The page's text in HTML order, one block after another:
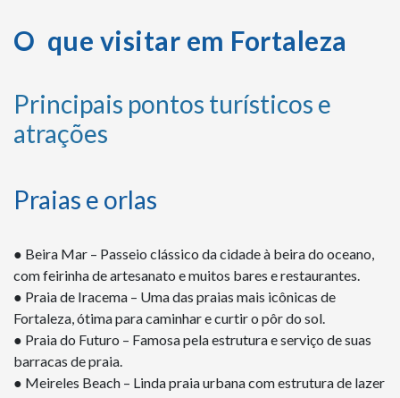
O que visitar em Fortaleza
Principais pontos turísticos e
atrações
Praias e orlas
● Beira Mar – Passeio clássico da cidade à beira do oceano,
com feirinha de artesanato e muitos bares e restaurantes.
● Praia de Iracema – Uma das praias mais icônicas de
Fortaleza, ótima para caminhar e curtir o pôr do sol.
● Praia do Futuro – Famosa pela estrutura e serviço de suas
barracas de praia.
● Meireles Beach – Linda praia urbana com estrutura de lazer